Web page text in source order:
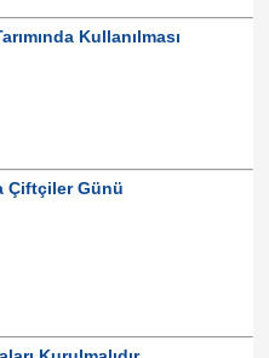
Kullanılması
Çiftçiler Günü